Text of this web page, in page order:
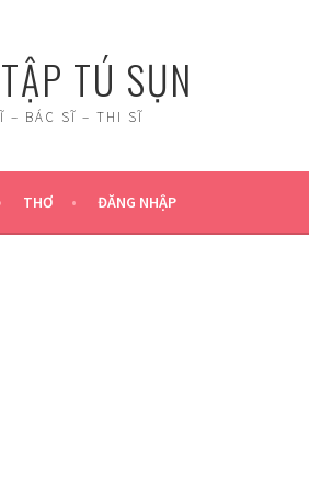
TÚ SỤN
– BÁC SĨ – THI SĨ
THƠ ĐĂNG NHẬP